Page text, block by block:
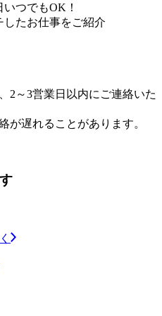
つでもOK！
たお仕事をご紹介
2～3営業日以内にご連絡いた
が遅れることがあります。